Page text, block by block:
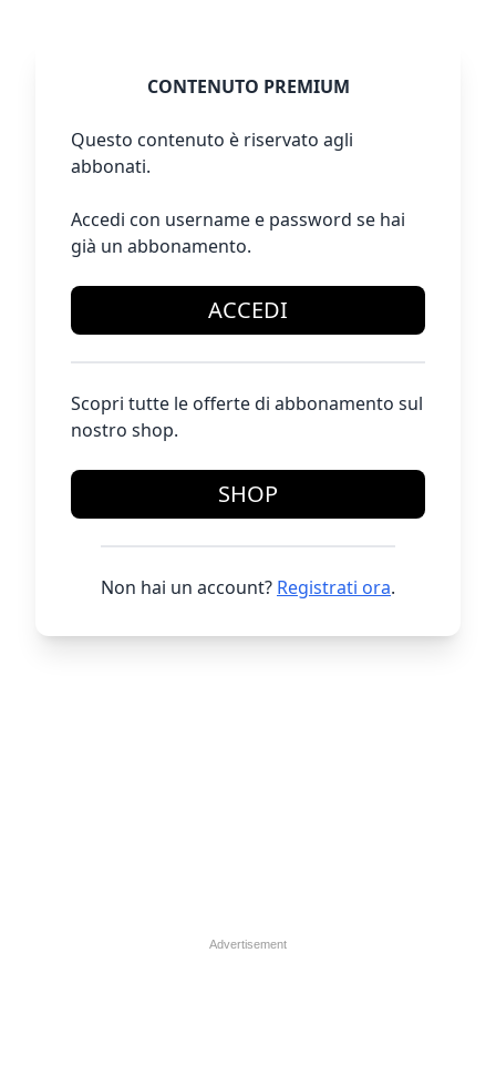
CONTENUTO PREMIUM
Questo contenuto è riservato agli
abbonati.
Accedi con username e password se hai
già un abbonamento.
ACCEDI
Scopri tutte le offerte di abbonamento sul
nostro shop.
SHOP
Non hai un account? Registrati ora.